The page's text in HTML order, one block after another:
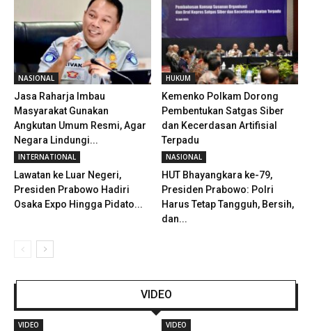
NASIONAL
Jasa Raharja Imbau
Masyarakat Gunakan
Angkutan Umum Resmi, Agar
Negara Lindungi...
HUKUM
Kemenko Polkam Dorong
Pembentukan Satgas Siber
dan Kecerdasan Artifisial
Terpadu
INTERNATIONAL
Lawatan ke Luar Negeri,
Presiden Prabowo Hadiri
Osaka Expo Hingga Pidato...
NASIONAL
HUT Bhayangkara ke-79,
Presiden Prabowo: Polri
Harus Tetap Tangguh, Bersih,
dan...
VIDEO
VIDEO VIDEO